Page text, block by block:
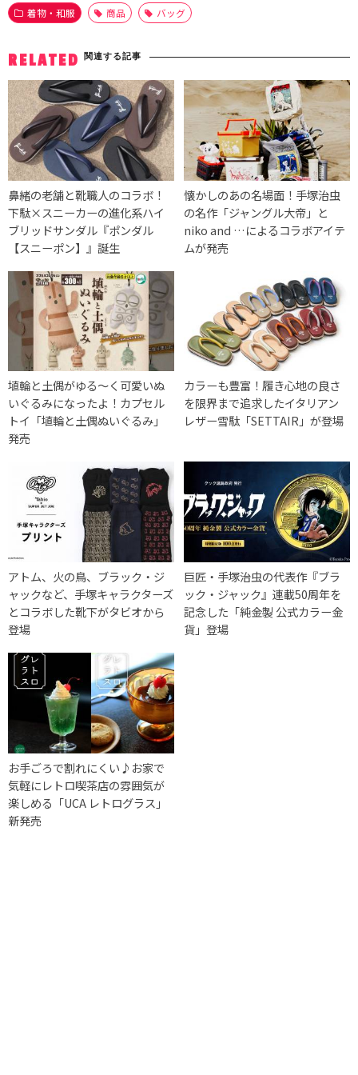
着物・和服 商品 バッグ
RELATED 関連する記事
鼻緒の老舗と靴職人のコラボ！
下駄×スニーカーの進化系ハイ
ブリッドサンダル『ポンダル
【スニーポン】』誕生
懐かしのあの名場面！手塚治虫
の名作「ジャングル大帝」と
niko and …によるコラボアイテ
ムが発売
埴輪と土偶がゆる〜く可愛いぬ
いぐるみになったよ！カプセル
トイ「埴輪と土偶ぬいぐるみ」
発売
カラーも豊富！履き心地の良さ
を限界まで追求したイタリアン
レザー雪駄「SETTAIR」が登場
アトム、火の鳥、ブラック・ジ
ャックなど、手塚キャラクターズ
とコラボした靴下がタビオから
登場
巨匠・手塚治虫の代表作『ブラ
ック・ジャック』連載50周年を
記念した「純金製 公式カラー金
貨」登場
お手ごろで割れにくい♪お家で
気軽にレトロ喫茶店の雰囲気が
楽しめる「UCA レトログラス」
新発売